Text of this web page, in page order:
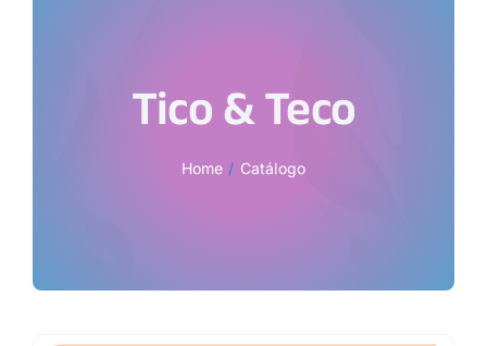
Tico & Teco
Home Catálogo